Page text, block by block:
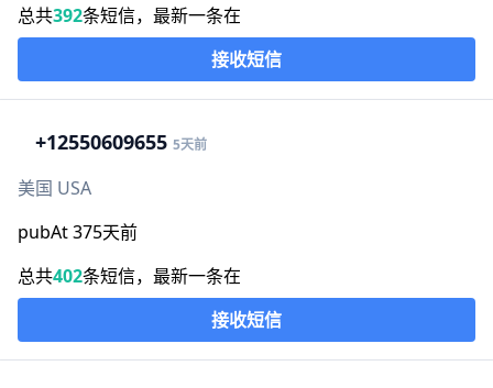
总共392条短信，最新一条在
接收短信
+12550609655 5天前
美国 USA
pubAt 375天前
总共402条短信，最新一条在
接收短信